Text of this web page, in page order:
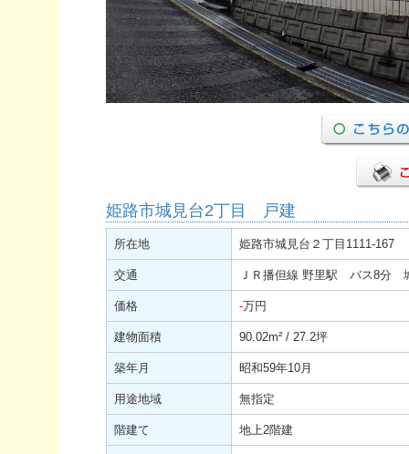
姫路市城見台2丁目 戸建
所在地 姫路市城見台２丁目1111-167
交通 ＪＲ播但線 野里駅 バス8分
価格 -万円
建物面積 90.02m² / 27.2坪
築年月 昭和59年10月
用途地域 無指定
階建て 地上2階建